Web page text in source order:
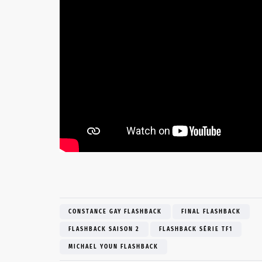
CONSTANCE GAY FLASHBACK FINAL FLASHBACK
FLASHBACK SAISON 2 FLASHBACK SÉRIE TF1
MICHAEL YOUN FLASHBACK